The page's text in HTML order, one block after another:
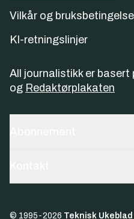
Vilkår og
KI-retningslinjer
All journalistikk er basert
og Redaktørplakaten
© 1995-2026 Teknisk Ukeblad